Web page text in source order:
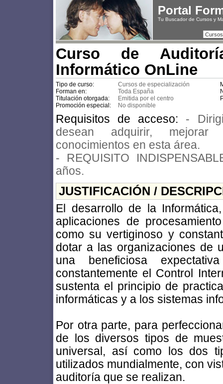
Portal
Tu Buscador de Cursos y
Curso de
Informático OnLine
Tipo de curso: Cursos de especialización
Forman en:
Toda España
Titulación otorgada:
Emitida por el centro
Promoción especial:
No disponible
Requisitos de acceso: -
desean adquirir,
conocimientos en esta área.
- REQUISITO
años.
JUSTIFICACIÓN /
El desarrollo de la
aplicaciones de
como su vertiginoso y
dotar a las organizaciones de
una beneficiosa
constantemente el Control
sustenta el principio de
informáticas y a los sistemas
Por otra parte, para
de los diversos tipos de
universal, así como los dos
utilizados mundialmente, con
auditoría que se realizan.